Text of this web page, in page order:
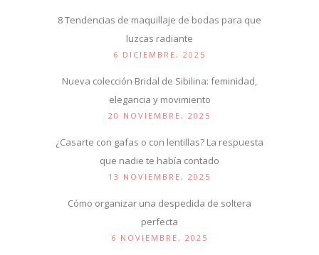
8 Tendencias de maquillaje de bodas para que
luzcas radiante
6 DICIEMBRE, 2025
Nueva colección Bridal de Sibilina: feminidad,
elegancia y movimiento
20 NOVIEMBRE, 2025
¿Casarte con gafas o con lentillas? La respuesta
que nadie te había contado
13 NOVIEMBRE, 2025
Cómo organizar una despedida de soltera
perfecta
6 NOVIEMBRE, 2025